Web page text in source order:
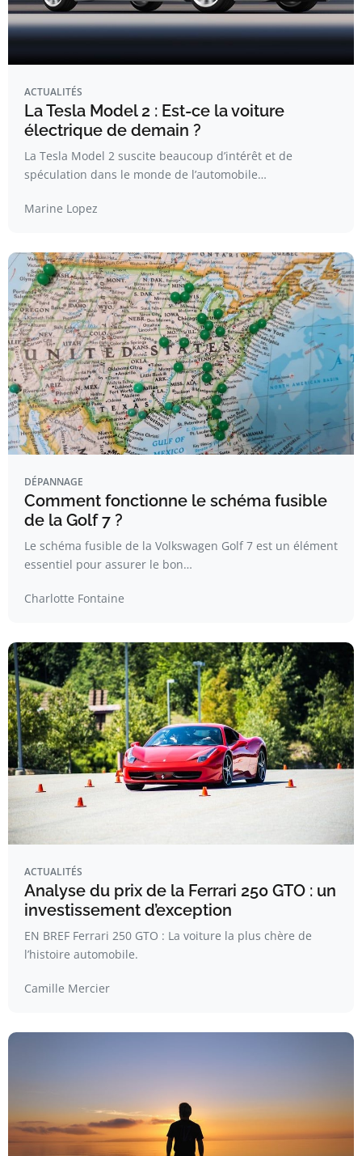
ACTUALITÉS
La Tesla Model 2 : Est-ce la voiture
électrique de demain ?
La Tesla Model 2 suscite beaucoup d’intérêt et de
spéculation dans le monde de l’automobile…
Marine Lopez
DÉPANNAGE
Comment fonctionne le schéma fusible
de la Golf 7 ?
Le schéma fusible de la Volkswagen Golf 7 est un élément
essentiel pour assurer le bon…
Charlotte Fontaine
ACTUALITÉS
Analyse du prix de la Ferrari 250 GTO : un
investissement d’exception
EN BREF Ferrari 250 GTO : La voiture la plus chère de
l’histoire automobile.
Camille Mercier